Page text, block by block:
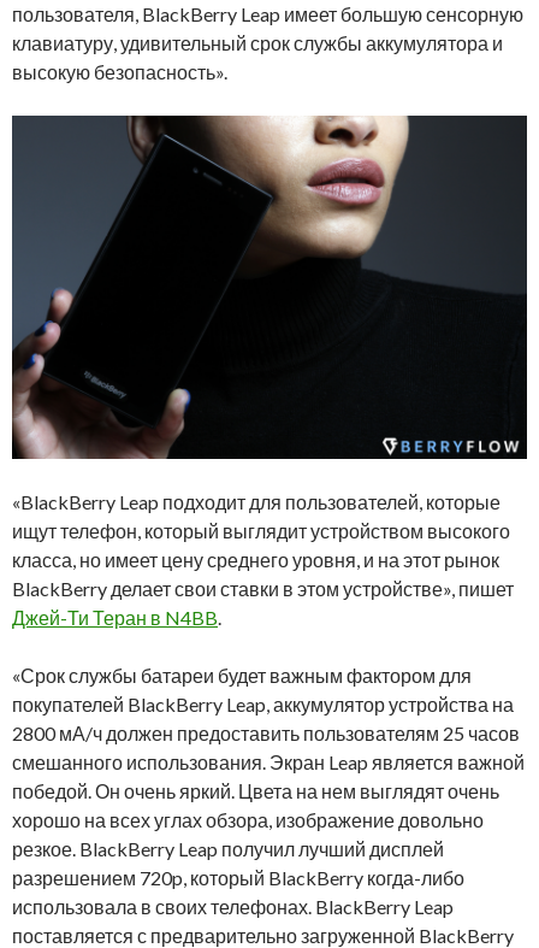
пользователя, BlackBerry Leap имеет большую сенсорную
клавиатуру, удивительный срок службы аккумулятора и
высокую безопасность».
«BlackBerry Leap подходит для пользователей, которые
ищут телефон, который выглядит устройством высокого
класса, но имеет цену среднего уровня, и на этот рынок
BlackBerry делает свои ставки в этом устройстве», пишет
Джей-Ти Теран в N4BB.
«Срок службы батареи будет важным фактором для
покупателей BlackBerry Leap, аккумулятор устройства на
2800 мА/ч должен предоставить пользователям 25 часов
смешанного использования. Экран Leap является важной
победой. Он очень яркий. Цвета на нем выглядят очень
хорошо на всех углах обзора, изображение довольно
резкое. BlackBerry Leap получил лучший дисплей
разрешением 720p, который BlackBerry когда-либо
использовала в своих телефонах. BlackBerry Leap
поставляется с предварительно загруженной BlackBerry